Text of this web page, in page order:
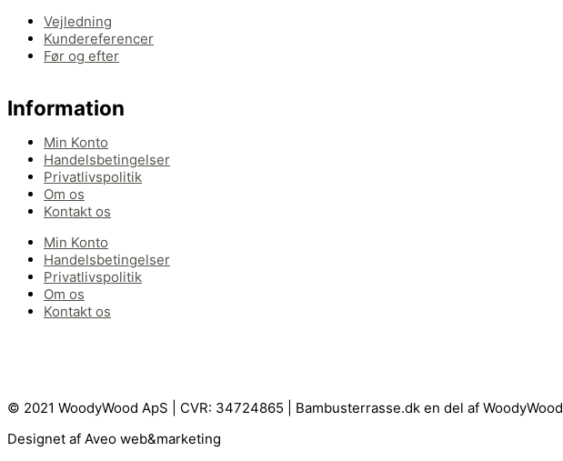
Vejledning
Kundereferencer
Før og efter
Information
Min Konto
Handelsbetingelser
Privatlivspolitik
Om os
Kontakt os
Min Konto
Handelsbetingelser
Privatlivspolitik
Om os
Kontakt os
© 2021 WoodyWood ApS | CVR: 34724865 | Bambusterrasse.dk en del af WoodyWood
Designet af Aveo web&marketing